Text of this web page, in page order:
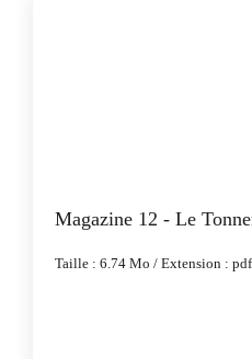
Magazine 12 - Le
Taille : 6.74 Mo / Extension : pdf